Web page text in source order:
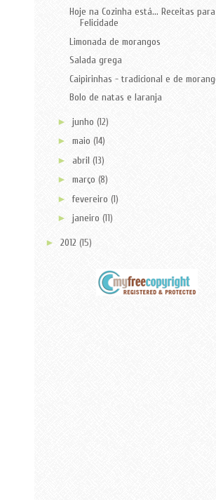
Hoje na Cozinha está... Receitas
Felicidade
Limonada de morangos
Salada grega
Caipirinhas - tradicional e de
Bolo de natas e laranja
► junho (12)
► maio (14)
► abril (13)
► março (8)
► fevereiro (1)
► janeiro (11)
► 2012 (15)